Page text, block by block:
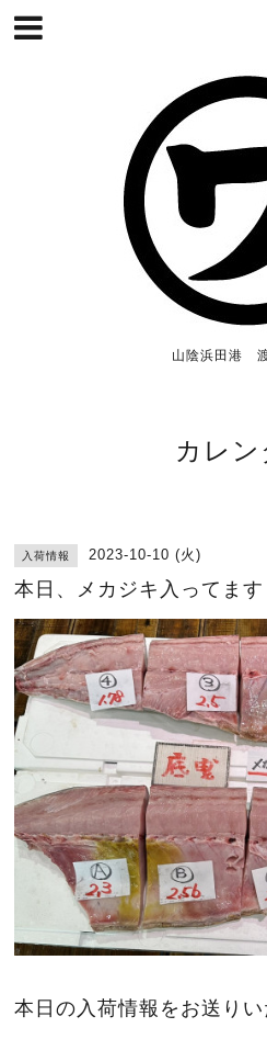
山陰浜田港
カレン
入荷情報 2023-10-10 (火)
本日、メカジキ入ってます
本日の入荷情報をお送りい